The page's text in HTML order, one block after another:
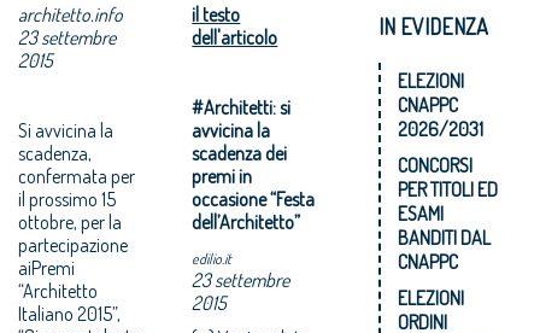
architetto.info
23 settembre
2015
Si avvicina la
scadenza,
confermata per
il prossimo 15
ottobre, per la
partecipazione
aiPremi
“Architetto
Italiano 2015”,
il testo
dell'articolo
#Architetti: si
avvicina la
scadenza dei
premi in
occasione “Festa
dell’Architetto”
edilio.it
23 settembre
2015
IN EVIDENZA
ELEZIONI
CNAPPC
2026/2031
CONCORSI
PER TITOLI ED
ESAMI
BANDITI DAL
CNAPPC
ELEZIONI
ORDINI